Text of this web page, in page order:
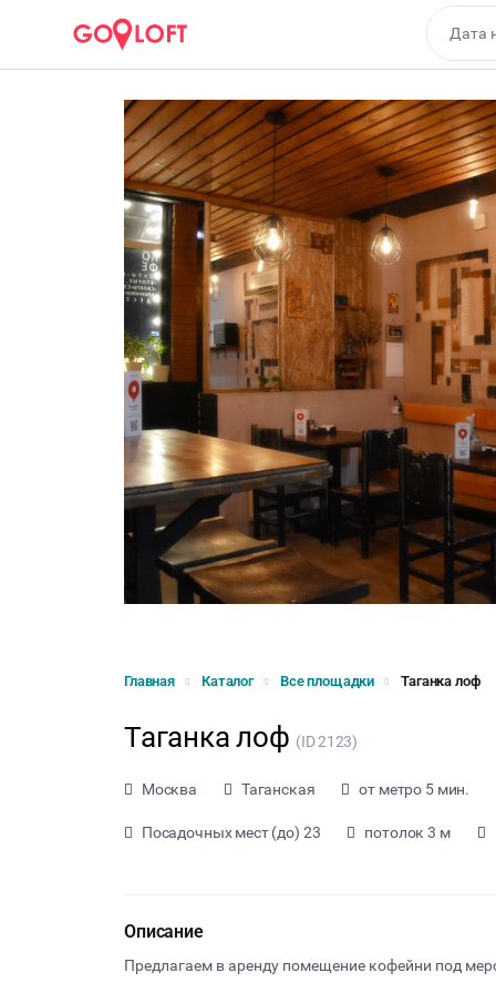
Главная Каталог Все площадки Таганка лоф
Таганка лоф (ID 2123)
Москва Таганская от метро 5 мин.
Посадочных мест (до) 23 потолок 3 м
Описание
Предлагаем в аренду помещение кофейни под